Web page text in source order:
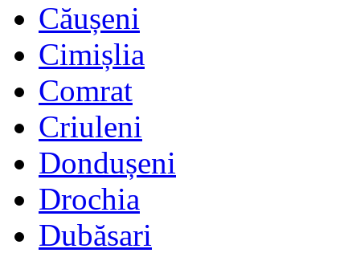
Căușeni
Cimișlia
Comrat
Criuleni
Dondușeni
Drochia
Dubăsari